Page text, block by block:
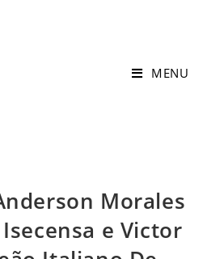
MENU
Morales
e Victor